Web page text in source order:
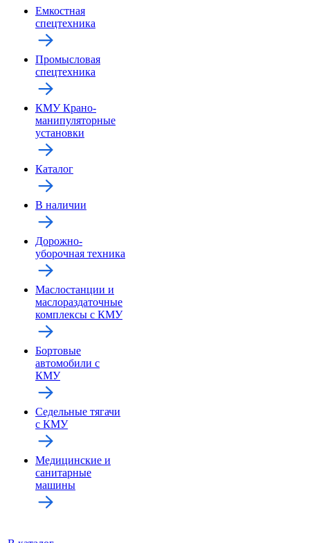
Емкостная
спецтехника
Промысловая
спецтехника
КМУ Крано-
манипуляторные
установки
Каталог
В наличии
Дорожно-
уборочная техника
Маслостанции и
маслораздаточные
комплексы с КМУ
Бортовые
автомобили с
КМУ
Седельные тягачи
с КМУ
Медицинские и
санитарные
машины